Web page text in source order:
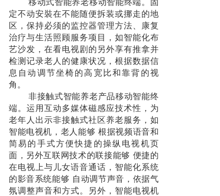
移动式智能养老移动智能终端。固
定不动安裝在不能随便拆装或挪走的地
区，保持必须的监控器管理方法、康复
治疗与生活照顾服务项目，如智能化布
艺沙发，在看电视剧的另外享有推拿并
检测记录老人的健康状况，根据数据信
息自动调节坐椅的高宽比和靠背的视
角。
非接触式智能养老产品移动智能终
端。运用互动多媒体磁感应技术性，为
老年人出示非接触式社区养老服务，如
智能电视机，老人能够 根据视频语音和
简易的手式方便快捷的操纵电视机页
面，另外互联网技术的联接能够 便捷的
在电视上与儿女语音通话，智能化系统
的影音系统能够 自动调节声音，依据气
氛调整声音和方式。另外，智能电视机